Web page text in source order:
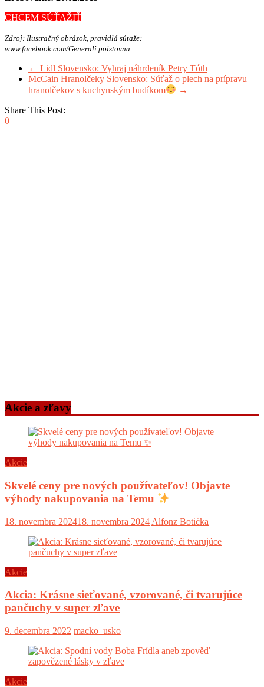
CHCEM SÚŤAŽIŤ
Zdroj: Ilustračný obrázok, pravidlá sútaže:
www.facebook.com/Generali.poistovna
← Lidl Slovensko: Vyhraj náhrdeník Petry Tóth
McCain Hranolčeky Slovensko: Súťaž o plech na prípravu
hranolčekov s kuchynským budíkom
→
Share This Post:
0
Akcie a zľavy
Akcie
Skvelé ceny pre nových používateľov! Objavte
výhody nakupovania na Temu
18. novembra 202418. novembra 2024 Alfonz Botička
Akcie
Akcia: Krásne sieťované, vzorované, či tvarujúce
pančuchy v super zľave
9. decembra 2022 macko_usko
Akcie